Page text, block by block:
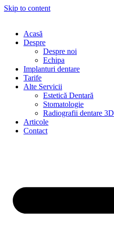
Skip to content
Acasă
Despre
Despre noi
Echipa
Implanturi dentare
Tarife
Alte Servicii
Estetică Dentară
Stomatologie
Radiografii dentare 3D
Articole
Contact